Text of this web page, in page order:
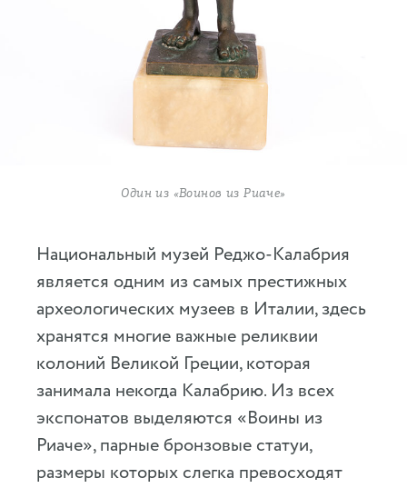
Один из «Воинов из Риаче»
Национальный музей Реджо-Калабрия
является одним из самых престижных
археологических музеев в Италии, здесь
хранятся многие важные реликвии
колоний Великой Греции, которая
занимала некогда Калабрию. Из всех
экспонатов выделяются «Воины из
Риаче», парные бронзовые статуи,
размеры которых слегка превосходят